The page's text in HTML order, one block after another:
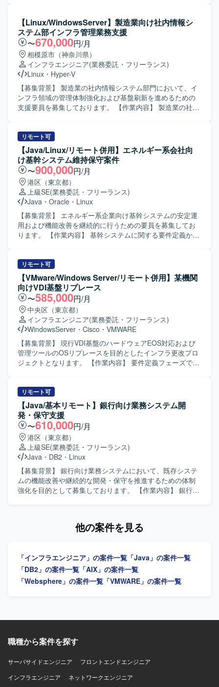
発・準本番・本番・災対環境まで順次適用していただきま
す。パッチ適用前のアセスメント、適用手順の作成、開発
環境での適用テストおよび無影響確認、ミドルウェア停止
やPowerHAサービス切り替えを伴う各環境への適用を実施
していただきます。 また、AIX／RHEL／WASを対象とし
て、お客様側で必要と判断されたセキュリティパッチを迅
速に判定し、指定時間内で開発環境でのテストから無影響
確認、本番適用まで一連の作業を対応していただきます。
直近は手作業でのパッチ適用により手順とプロセスを確立
し、中長期的にはAnsibleを用いたパッチ適用自動化環境の
ら丁寧に作業を進められる方を求めています。短い時間軸
でのパッチ適用が求められるため、状況変化に柔軟に対応
しながら、チーム内で円滑にコミュニケーションを取り、
主体的に課題解決へ動ける方が望ましいです。 【ポジショ
ンの魅力】 銀行系システムという重要度の高いインフラ基
盤において、AIXやRHEL、WASを対象とした大規模TL
Updateおよび脆弱性対応に携わることができます。パッチ
適用プロセスの標準化から自動化環境の構築まで関与でき
るため、インフラ運用・セキュリティ対応の実務経験を幅
広く積むことができます。 【開発環境】 AIX 7.2 TL2から
TL5へのアップデート環境で、PowerHAによるクラスタ構
RHEL／WASを対象にしたパッチ適用およびAnsibleによる
自動化を検討している環境です。
【Linux/WindowsServer】製造業向け社内情報シ
ステム部インフラ管理業務支援
〜670,000円/月
相模原市（神奈川県）
インフラエンジニア(業務委託・フリーランス)
Linux ・ Hyper-V
【募集背景】 製造業の社内情報システム部門において、イ
ンフラ領域の管理体制強化および基盤刷新を進めるための
支援要員を募集しております。 【作業内容】 製造業の社内
業務に携わっていただきます。 運用・保守に関する管理業
務を行っていただきます。 Windows/Linuxサーバの構築お
よび保守を行っていただきます。 無線LAN、WAN、VPNな
どを含むネットワークの構築および保守をご対応いただき
ます。 L2/L3、VLAN、冗長化、工場LANなどのネットワー
ク設計をご担当いただきます。 VMware/Hyper-Vを用いた
仮想基盤の設計構築を行っていただきます。 Active
DirectoryやAzure ADなどの認証基盤設計をご担当いただき
ます。 DNS/DHCP/ファイルサーバなどの基盤システム刷新
に携わっていただきます。 ファイアウォール、アクセス制
御、脆弱性対応などのセキュリティ対策の維持・強化を行
内SEチームのメンバー管理および業務推進を行っていただ
きます。 【求める人物像】 インフラ全般に幅広く携わるこ
とに意欲があり、サーバやネットワークの要件定義から設
計・構築まで主体的に推進いただける方を求めておりま
す。 ベンダーや業務部門とのコミュニケーションを円滑に
行い、状況に応じて柔軟に調整・判断できる方を歓迎いた
します。 社内関係者と協力しながら、安定したシステム運
用と継続的な改善に取り組んでいただける方を想定してお
ります。 【ポジションの魅力】 サーバ、ネットワーク、仮
想基盤、認証基盤などインフラ全般を横断して担当できる
ため、幅広い技術経験を積むことができます。 工場ネット
SEチームの一員として、マネジメントや業務推進にも関わ
ることで、上流工程やリーダーシップの経験を高めること
ができます。 【開発環境】 Windows/Linuxサーバを中心と
したインフラ環境にて、VMware/Hyper-Vによる仮想基盤や
Active Directory/Azure ADなどの認証基盤、DNS/DHCP/フ
ァイルサーバなどの基盤システムを取り扱う環境となって
おります。
リモート可
【Java/Linux/リモート併用】エネルギー系会社向
け基幹システム維持保守案件
〜900,000円/月
港区（東京都）
上級SE(業務委託・フリーランス)
Java ・ Oracle ・ Linux
【募集背景】 エネルギー系企業向け基幹システムの安定運
用および機能改善を継続的に行うための要員を募集してお
ります。 【作業内容】 基幹システムに関する要件定義から
および改修、保守開発を行っていただきます。Linux環境で
の各種オペレーションやジョブの設定・変更、障害発生時
の原因調査および復旧対応も担っていただきます。必要に
応じてクラウドやミドルウェア、インフラ構成に関する検
討や調整にも関わっていただきます。 【求める人物像】 上
流から下流まで一貫して主体的に取り組める方を求めてお
ります。既存システムの仕様理解やプログラム解析を粘り
強く行える方、関係者と連携しながら安定稼働を第一に考
えて行動できる方を歓迎いたします。新しい技術や周辺環
境のキャッチアップにも前向きに取り組める方を想定して
おります。 【ポジションの魅力】 長期にわたりエネルギー
まで幅広い工程を担当するため、上流工程の経験を積みな
がら、インフラやクラウド、ミドルウェアなど周辺技術に
も触れられる環境となっております。 【開発環境】 Javaお
よびShellを用いた開発環境で、Linux上での運用となってお
ります。OracleやDb2などを含む各種ミドルウェアやジョブ
管理ツールを利用したシステム構成となっております。
リモート可
【VMware/Windows Server/リモート併用】某機関
向けVDI基盤リプレース
〜585,000円/月
中央区（東京都）
インフラエンジニア(業務委託・フリーランス)
WindowsServer ・ Cisco ・ VMWARE
【募集背景】 現行VDI基盤のハードウェアEOS対応および
管理ツールのOSリプレースを目的としたインフラ更改プロ
ジェクトとなります。 【作業内容】 要件定義フェーズで
い、その内容に基づきPoC環境の構築（ESXiインストー
ル、vCenter/ConnectionServer/SKYSEAの構築）を行って
いただきます。 SKYSEA Client ViewサーバのOS移行作業
や、Instant Clone端末での機能検証・チューニングなどの
PoC検証も担当いただきます。 また、NWパラメータシート
の作成など関連ドキュメントの整備も行っていただきま
す。 【求める人物像】 未知の製品や技術に対して自ら調査
し、キャッチアップしながら設計・構築に落とし込める方
を求めています。 顧客や社内メンバーとのコミュニケーシ
ョンを通じて要件を整理し、自走してタスクを進められる
方が望ましいです。 【ポジションの魅力】 VDI基盤の要件
の製品を組み合わせた構成に関わることで、実務を通じて
Omnissa Horizon（ConnectionServer）、Instant Clone、
Windows 11、Windows Server 2016〜2022、SKYSEA
Client View、Dell PowerEdge R660、Dell PowerSwitch
S4348T、Cisco Catalyst（L2/L3）を利用しています。
リモート可
【Java/基本リモート】銀行向け業務システム開
発・保守支援
〜610,000円/月
港区（東京都）
上級SE(業務委託・フリーランス)
Java ・ DB2 ・ Linux
【募集背景】 銀行向け業務システムにおいて、既存システ
ムの機能改善や継続的な開発・保守を推進するための体制
強化を目的として募集しております。 【作業内容】 銀行向
ます。調査・設計工程の比率が比較的高く、システム理解
率化を図っていただきます。 【求める人物像】 自ら調査や
情報整理を行い、主体的に業務を推進していただける方を
求めております。 【ポジションの魅力】 銀行向けの基幹業
務システムに長期的に関わりながら、上流工程から開発・
め、新しい技術への知見も広げていただけます。 【開発環
境】 Java / Linux / DB2 / 生成AIツールを利用して開発・保
他の案件を見る
「インフラエンジニア」の案件一覧 「Java」の案件一覧
「DB2」の案件一覧 「AIX」の案件一覧
「Websphere」の案件一覧 「VMWARE」の案件一覧
職種から案件を探す
サーバサイドエンジニア
フロントエンドエンジニア
インフラエンジニア
ネットワークエンジニア